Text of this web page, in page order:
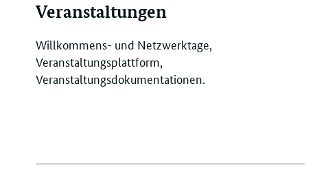
Veranstaltungen
Willkommens- und Netzwerktage,
Veranstaltungsplattform,
Veranstaltungsdokumentationen.